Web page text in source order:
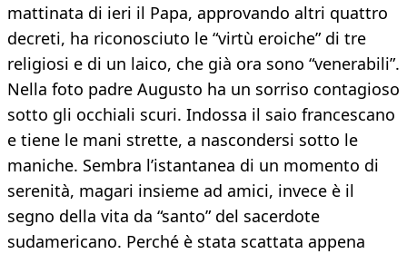
mattinata di ieri il Papa, approvando altri quattro
decreti, ha riconosciuto le “virtù eroiche” di tre
religiosi e di un laico, che già ora sono “venerabili”.
Nella foto padre Augusto ha un sorriso contagioso
sotto gli occhiali scuri. Indossa il saio francescano
e tiene le mani strette, a nascondersi sotto le
maniche. Sembra l’istantanea di un momento di
serenità, magari insieme ad amici, invece è il
segno della vita da “santo” del sacerdote
sudamericano. Perché è stata scattata appena